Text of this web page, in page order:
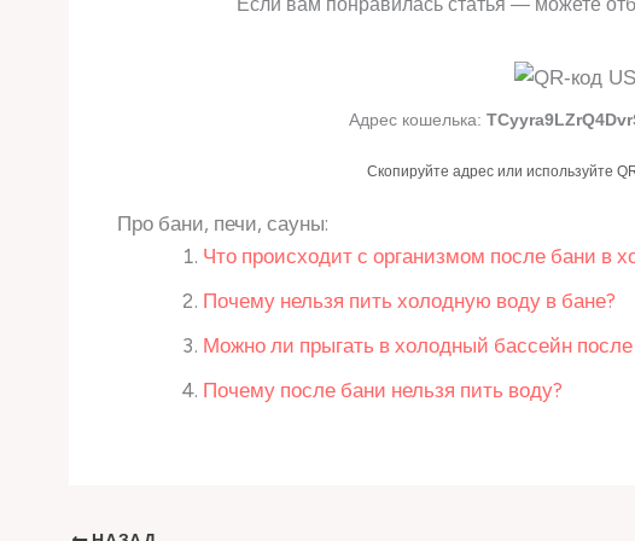
Адрес кошелька:
Скопируйте адрес или используйте
Про бани, печи, сауны:
Что происходит с организмом после бани в
Почему нельзя пить холодную воду в бане?
Можно ли прыгать в холодный бассейн после
Почему после бани нельзя пить воду?